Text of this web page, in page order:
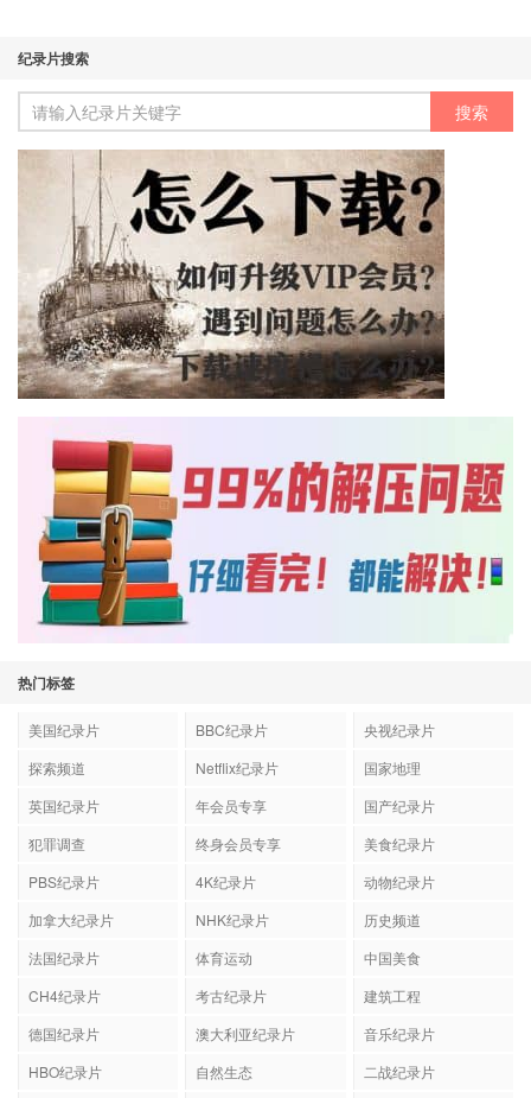
纪录片搜索
热门标签
美国纪录片 BBC纪录片
央视纪录片
探索频道
Netflix纪录片
国家地理
英国纪录片
年会员专享
国产纪录片
犯罪调查
终身会员专享
美食纪录片
PBS纪录片
4K纪录片
动物纪录片
加拿大纪录片
NHK纪录片
历史频道
法国纪录片
体育运动
中国美食
CH4纪录片
考古纪录片
建筑工程
德国纪录片
澳大利亚纪录片
音乐纪录片
HBO纪录片
自然生态
二战纪录片